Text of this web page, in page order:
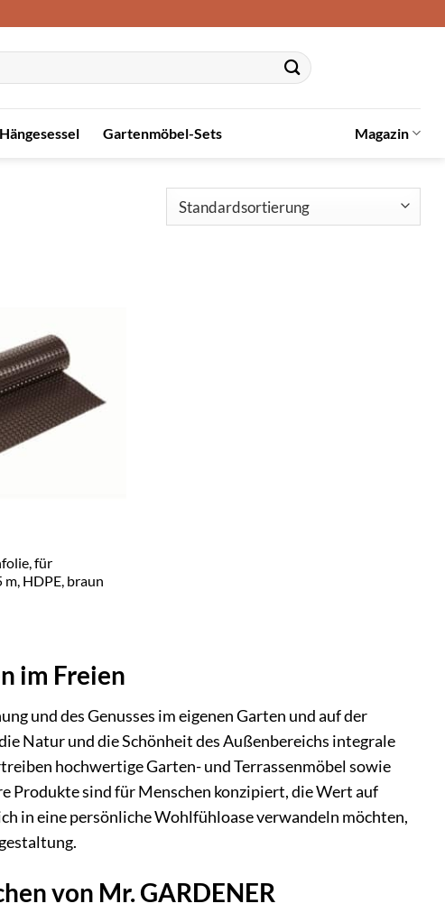
Hängesessel Gartenmöbel-Sets Magazin
für
m, HDPE, braun
im Freien
und des Genusses im eigenen Garten und auf der
Natur und die Schönheit des Außenbereichs integrale
hochwertige Garten- und Terrassenmöbel sowie
Produkte sind für Menschen konzipiert, die Wert auf
in eine persönliche Wohlfühloase verwandeln möchten,
von Mr. GARDENER